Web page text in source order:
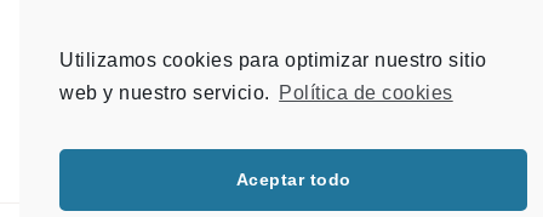
Utilizamos cookies para optimizar nuestro sitio
web y nuestro servicio.
Política de cookies
Aceptar todo
photovalls@gmail.com
977 600 904 Whatsapp 648 907 489